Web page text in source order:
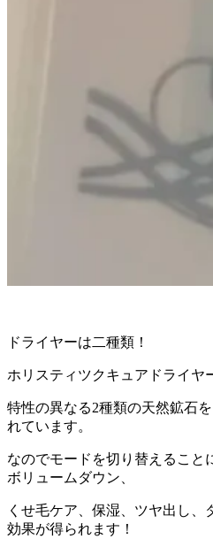
ドライヤーは二種類！
ホリスティツクキュアドライヤ
特性の異なる2種類の天然鉱石
れています。
なのでモードを切り替えること
ボリュームダウン、
くせ毛ケア、保湿、ツヤ出し、
効果が得られます！